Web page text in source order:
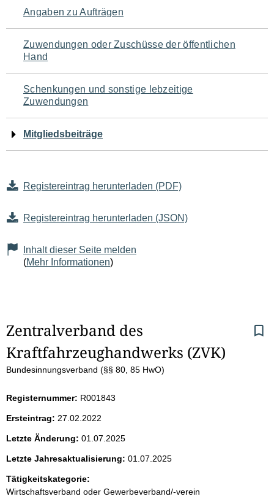
Angaben zu Aufträgen
Zuwendungen oder Zuschüsse der öffentlichen
Hand
Schenkungen und sonstige lebzeitige
Zuwendungen
Mitgliedsbeiträge
Registereintrag herunterladen (PDF)
Registereintrag herunterladen (JSON)
Inhalt dieser Seite melden
(Mehr Informationen)
S
e
t
e
n
i
Zentralverband des
Kraftfahrzeughandwerks (ZVK)
Bundesinnungsverband (§§ 80, 85 HwO)
Registernummer: R001843
Ersteintrag: 27.02.2022
Letzte Änderung: 01.07.2025
Letzte Jahresaktualisierung: 01.07.2025
Tätigkeitskategorie:
Wirtschaftsverband oder Gewerbeverband/-verein